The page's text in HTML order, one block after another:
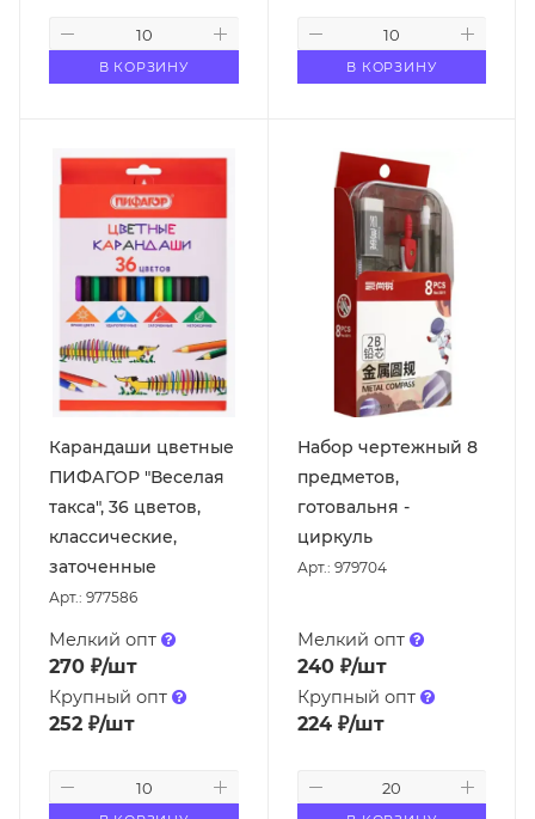
В КОРЗИНУ В КОРЗИНУ
Карандаши цветные
ПИФАГОР "Веселая
такса", 36 цветов,
классические,
заточенные
Арт.: 977586
Мелкий опт
270 ₽/шт
Крупный опт
252 ₽/шт
Набор чертежный 8
предметов,
готовальня -
циркуль
Арт.: 979704
Мелкий опт
240₽/шт
Крупный опт
224₽/шт